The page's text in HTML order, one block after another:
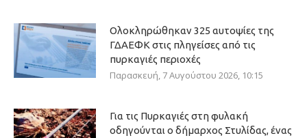
Ολοκληρώθηκαν 325 αυτοψίες της
ΓΔΑΕΦΚ στις πληγείσες από τις
πυρκαγιές περιοχές
Παρασκευή, 7 Αυγούστου 2026, 10:15
Για τις Πυρκαγιές στη φυλακή
οδηγούνται ο δήμαρχος Στυλίδας, ένας